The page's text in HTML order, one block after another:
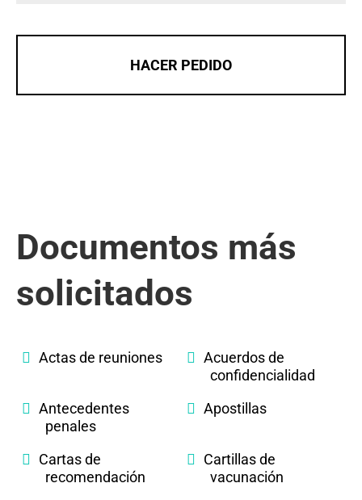
HACER PEDIDO
Documentos más
solicitados
Actas de reuniones
Acuerdos de
confidencialidad
Antecedentes
penales
Apostillas
Cartas de
recomendación
Cartillas de
vacunación